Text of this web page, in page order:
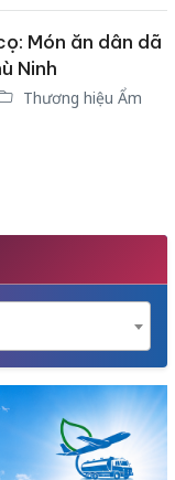
Món ăn dân dã
Ninh
Thương hiệu Ẩm